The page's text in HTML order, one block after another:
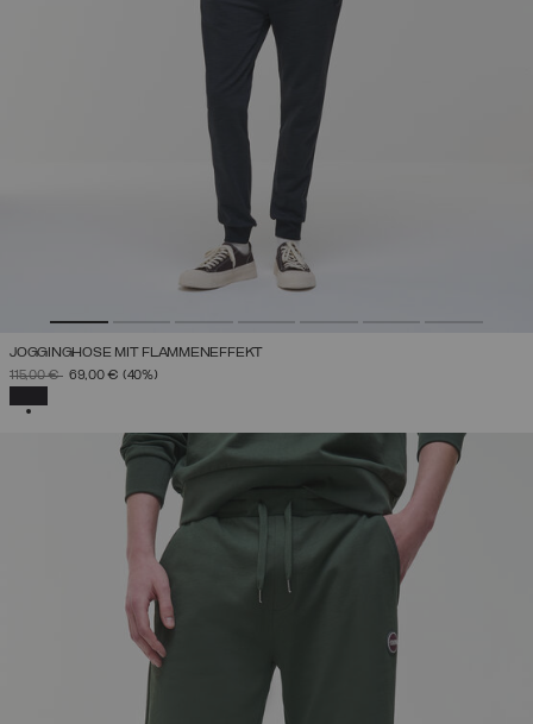
JOGGINGHOSE MIT FLAMMENEFFEKT
PREIS REDUZIERT VON
115,00 €AUF
69,00 € (40%)